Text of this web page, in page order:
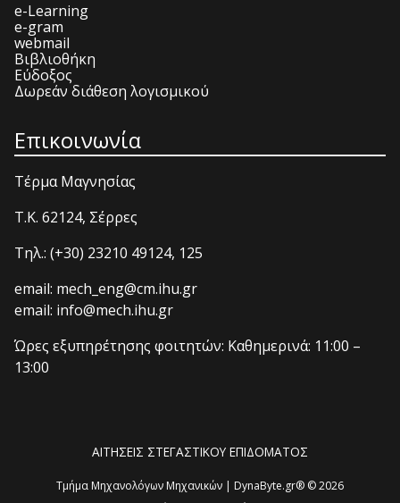
e-Learning
e-gram
webmail
Βιβλιοθήκη
Εύδοξος
Δωρεάν διάθεση λογισμικού
Επικοινωνία
Τέρμα Μαγνησίας
T.K. 62124, Σέρρες
Τηλ.: (+30) 23210 49124, 125
email: mech_eng@cm.ihu.gr
email: info@mech.ihu.gr
Ώρες εξυπηρέτησης φοιτητών: Καθημερινά: 11:00 –
13:00
ΑΙΤΗΣΕΙΣ ΣΤΕΓΑΣΤΙΚΟΥ ΕΠΙΔΟΜΑΤΟΣ
Τμήμα Μηχανολόγων Μηχανικών | DynaByte.gr® © 2026